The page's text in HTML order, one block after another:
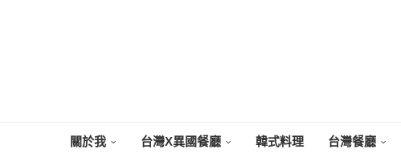
關於我 台灣X異國餐廳 韓式料理 台灣餐廳